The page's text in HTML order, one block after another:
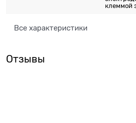
клеммой
Все характеристики
Отзывы